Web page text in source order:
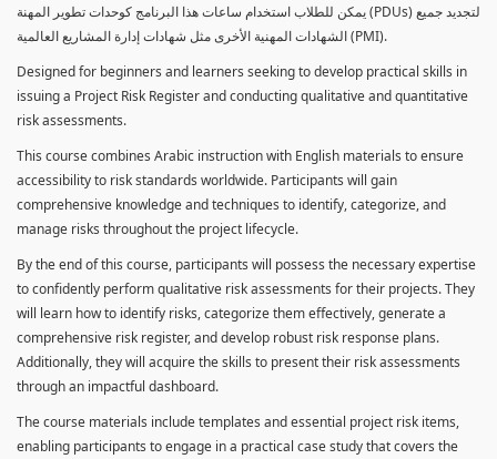
يمكن للطلاب استخدام ساعات هذا البرنامج كوحدات تطوير المهنة (PDUs) لتجديد جميع
الشهادات المهنية الأخرى مثل شهادات إدارة المشاريع العالمية (PMI).
Designed for beginners and learners seeking to develop practical skills in
issuing a Project Risk Register and conducting qualitative and quantitative
risk assessments.
This course combines Arabic instruction with English materials to ensure
accessibility to risk standards worldwide. Participants will gain
comprehensive knowledge and techniques to identify, categorize, and
manage risks throughout the project lifecycle.
By the end of this course, participants will possess the necessary expertise
to confidently perform qualitative risk assessments for their projects. They
will learn how to identify risks, categorize them effectively, generate a
comprehensive risk register, and develop robust risk response plans.
Additionally, they will acquire the skills to present their risk assessments
through an impactful dashboard.
The course materials include templates and essential project risk items,
enabling participants to engage in a practical case study that covers the